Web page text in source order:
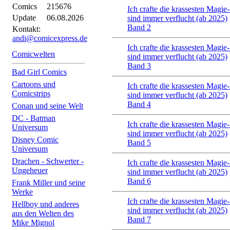
Comics
215676
Update
06.08.2026
Kontakt:
andi@comicexpress.de
Comicwelten
Bad Girl Comics
Cartoons und
Comicstrips
Conan und seine Welt
DC - Batman
Universum
Disney Comic
Universum
Drachen - Schwerter -
Ungeheuer
Frank Miller und seine
Werke
Hellboy und anderes
aus den Welten des
Mike Mignol
Ich crafte die krassesten
sind immer verflucht (ab 2025)
Band 2
Ich crafte die krassesten
sind immer verflucht (ab 2025)
Band 3
Ich crafte die krassesten
sind immer verflucht (ab 2025)
Band 4
Ich crafte die krassesten
sind immer verflucht (ab 2025)
Band 5
Ich crafte die krassesten
sind immer verflucht (ab 2025)
Band 6
Ich crafte die krassesten
sind immer verflucht (ab 2025)
Band 7